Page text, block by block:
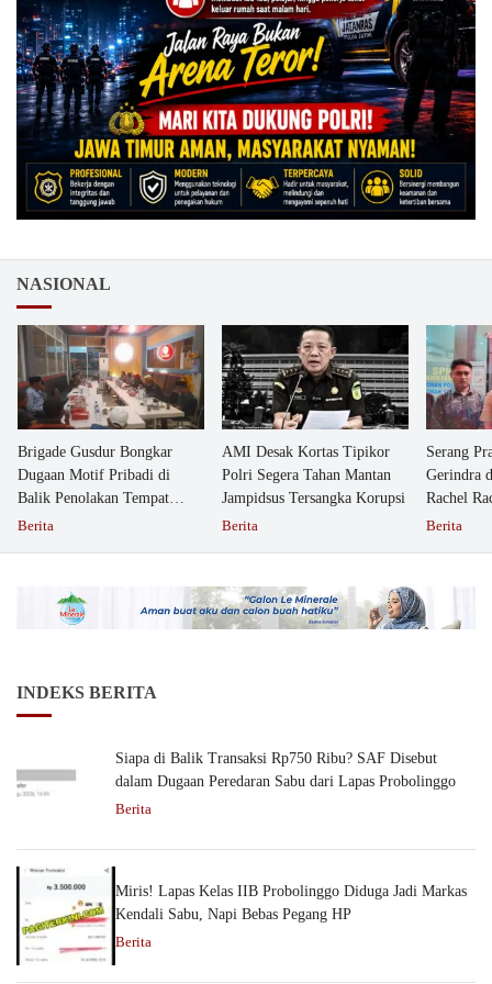
NASIONAL
Brigade Gusdur Bongkar
Dugaan Motif Pribadi di
Balik Penolakan Tempat
Ibadah GKJW Bangil
Berita
AMI Desak Kortas Tipikor
Polri Segera Tahan Mantan
Jampidsus Tersangka Korupsi
Berita
Serang
Gerindra
Rachel
Berita
INDEKS BERITA
Siapa di Balik Transaksi Rp750 Ribu? SAF Disebut
dalam Dugaan Peredaran Sabu dari Lapas Probolinggo
Berita
Miris! Lapas Kelas IIB Probolinggo Diduga Jadi Markas
Kendali Sabu, Napi Bebas Pegang HP
Berita